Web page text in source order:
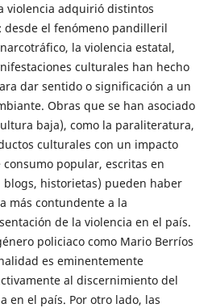
violencia adquirió distintos
desde el fenómeno pandilleril
la violencia estatal,
culturales han hecho
dar sentido o significación a un
Obras que se han asociado
baja), como la paraliteratura,
culturales con un impacto
popular, escritas en
blogs, historietas) pueden haber
más contundente a la
de la violencia en el país.
policiaco como Mario Berríos
es eminentemente
al discernimiento del
en el país. Por otro lado, las